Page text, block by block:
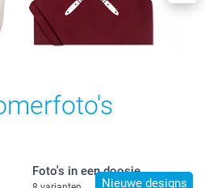
Nieuwe designs
Foto's in een doosje